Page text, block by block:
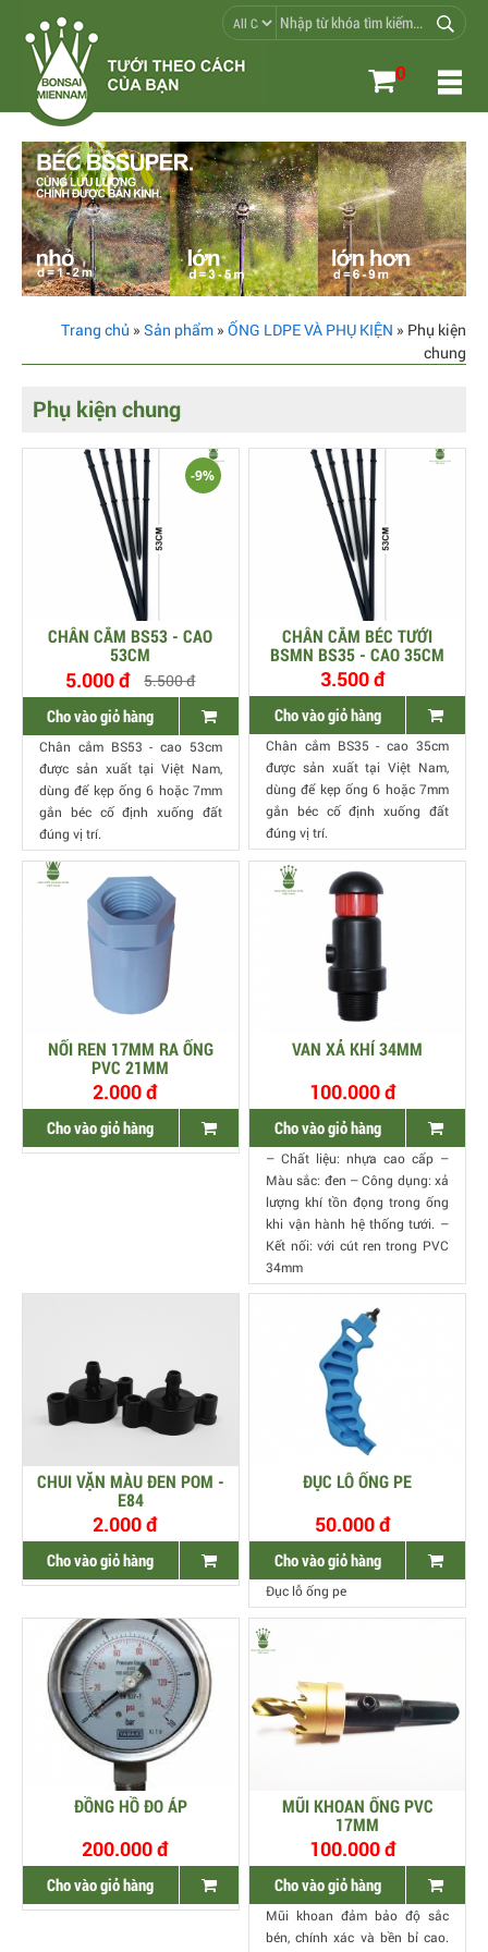
0
Trang chủ » Sản phẩm » ỐNG LDPE VÀ PHỤ KIỆN » Phụ kiện
chung
Phụ kiện chung
CHÂN CẮM BS53 - CAO
53CM
5.000 đ
5.500 đ
-9%
Cho vào giỏ hàng
Chân cắm BS53 - cao 53cm
được sản xuất tại Việt Nam,
dùng để kẹp ống 6 hoặc 7mm
gắn béc cố định xuống đất
đúng vị trí.
CHÂN CẮM BÉC TƯỚI
BSMN BS35 - CAO 35CM
3.500 đ
Cho vào giỏ hàng
Chân cắm BS35 - cao 35cm
được sản xuất tại Việt Nam,
dùng để kẹp ống 6 hoặc 7mm
gắn béc cố định xuống đất
đúng vị trí.
NỐI REN 17MM RA ỐNG
PVC 21MM
2.000 đ
Cho vào giỏ hàng
VAN XẢ KHÍ 34MM
100.000 đ
Cho vào giỏ hàng
– Chất liệu: nhựa cao cấp –
Màu sắc: đen – Công dụng: xả
lượng khí tồn đọng trong ống
khi vận hành hệ thống tưới. –
Kết nối: với cút ren trong PVC
34mm
CHUI VẶN MÀU ĐEN POM -
E84
2.000 đ
Cho vào giỏ hàng
ĐỤC LỖ ỐNG PE
50.000 đ
Cho vào giỏ hàng
Đục lỗ ống pe
ĐỒNG HỒ ĐO ÁP
200.000 đ
Cho vào giỏ hàng
MŨI KHOAN ỐNG PVC
17MM
100.000 đ
Cho vào giỏ hàng
Mũi khoan đảm bảo độ sắc
bén, chính xác và bền bỉ cao.